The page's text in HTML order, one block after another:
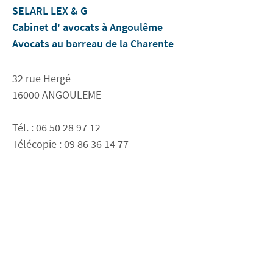
SELARL LEX & G
Cabinet d' avocats à Angoulême
Avocats au barreau de la Charente
32 rue Hergé
16000 ANGOULEME
Tél. : 06 50 28 97 12
Télécopie : 09 86 36 14 77